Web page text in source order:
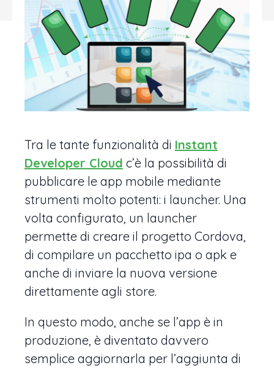
Tra le tante funzionalità di Instant
Developer Cloud c’è la possibilità di
pubblicare le app mobile mediante
strumenti molto potenti: i launcher. Una
volta configurato, un launcher
permette di creare il progetto Cordova,
di compilare un pacchetto ipa o apk e
anche di inviare la nuova versione
direttamente agli store.
In questo modo, anche se l’app è in
produzione, è diventato davvero
semplice aggiornarla per l’aggiunta di